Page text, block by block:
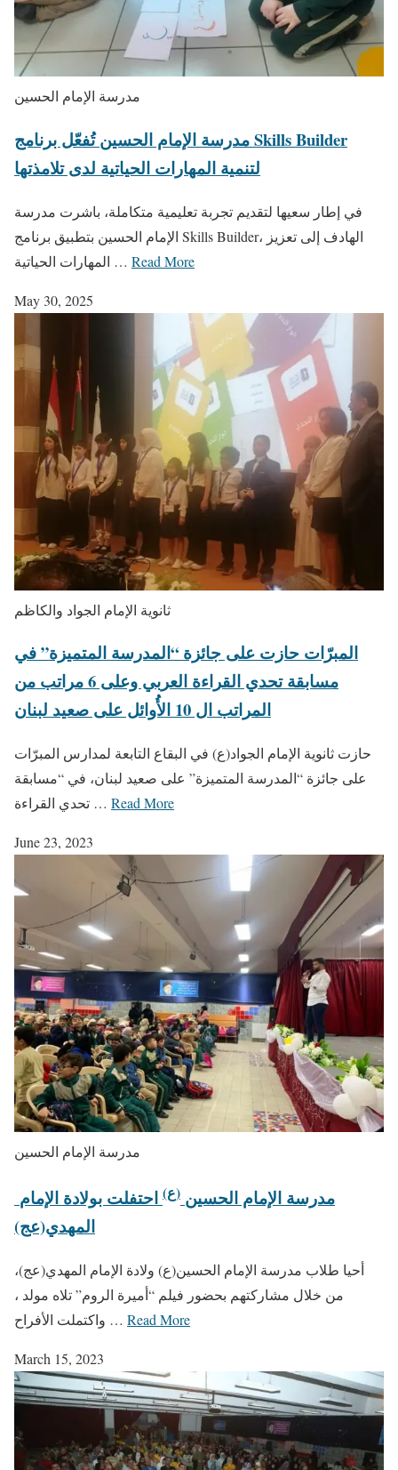
مدرسة الإمام الحسين
مدرسة الإمام الحسين تُفعّل برنامج Skills Builder
لتنمية المهارات الحياتية لدى تلامذتها
في إطار سعيها لتقديم تجربة تعليمية متكاملة، باشرت مدرسة
الإمام الحسين بتطبيق برنامج Skills Builder، الهادف إلى تعزيز
المهارات الحياتية … Read More
May 30, 2025
ثانوية الإمام الجواد والكاظم
المبرّات حازت على جائزة “المدرسة المتميزة” في
مسابقة تحدي القراءة العربي وعلى 6 مراتب من
المراتب ال 10 الأُوائل على صعيد لبنان
حازت ثانوية الإمام الجواد(ع) في البقاع التابعة لمدارس المبرّات
على جائزة “المدرسة المتميزة” على صعيد لبنان، في “مسابقة
تحدي القراءة … Read More
June 23, 2023
مدرسة الإمام الحسين
مدرسة الإمام الحسين (ع) احتفلت بولادة الإمام
المهدي(عج)
أحيا طلاب مدرسة الإمام الحسين(ع) ولادة الإمام المهدي(عج)،
من خلال مشاركتهم بحضور فيلم “أميرة الروم” تلاه مولد ،
واكتملت الأفراح … Read More
March 15, 2023